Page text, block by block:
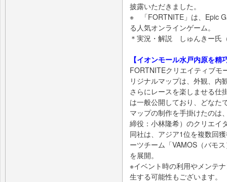
披露いただきました。
※ 「FORTNITE」は、Epic
る人気オンラインゲーム。
＊実況・解説 しゅんきー氏
【イオンモール水戸内原を
FORTNITEクリエイティブモ
リジナルマップは、外観、内
さらにレースを楽しませる仕
は一般公開しており、どなた
マップの制作を手掛けたのは
締役：小林隆希）のクリエイ
同社は、アジア1位を複数回
ーツチーム「VAMOS（バモ
を展開。
※イベント時の利用やメンテ
生する可能性もございます。